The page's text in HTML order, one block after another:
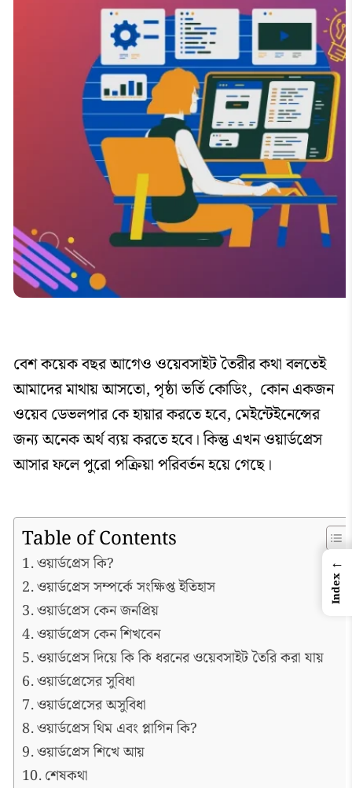
বেশ কয়েক বছর আগেও ওয়েবসাইট তৈরীর কথা বলতেই
আমাদের মাথায় আসতো, পৃষ্ঠা ভর্তি কোডিং, কোন একজন
ওয়েব ডেভলপার কে হায়ার করতে হবে, মেইন্টেইনেন্সের
জন্য অনেক অর্থ ব্যয় করতে হবে। কিন্তু এখন ওয়ার্ডপ্রেস
আসার ফলে পুরো পক্রিয়া পরিবর্তন হয়ে গেছে।
Table of Contents
ওয়ার্ডপ্রেস কি?
ওয়ার্ডপ্রেস সম্পর্কে সংক্ষিপ্ত ইতিহাস
ওয়ার্ডপ্রেস কেন জনপ্রিয়
ওয়ার্ডপ্রেস কেন শিখবেন
ওয়ার্ডপ্রেস দিয়ে কি কি ধরনের ওয়েবসাইট তৈরি করা যায়
ওয়ার্ডপ্রেসের সুবিধা
ওয়ার্ডপ্রেসের অসুবিধা
ওয়ার্ডপ্রেস থিম এবং প্লাগিন কি?
ওয়ার্ডপ্রেস শিখে আয়
শেষকথা
←
Index